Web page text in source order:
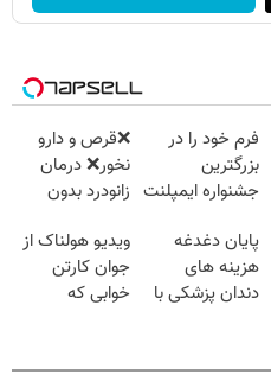
فرم خود را در
بزرگترین
جشنواره ایمپلنت
فقط ۲۵ میلیون
❌قرص‌ و دارو
نخور❌ درمان
زانودرد بدون
پایان دغدغه
هزینه های
دندان پزشکی با
ویدیو هولناک از
جوان کارتن
خوابی که